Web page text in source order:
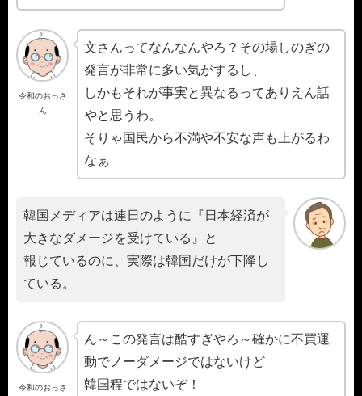
令和のおっさ
ん
文さんってなんなんやろ？その場しのぎの
発言が非常に多い気がするし、
しかもそれが事実と異なるってありえん話
やと思うわ。
そりゃ国民から不満や不安な声も上がるわ
なぁ
韓国メディアは連日のように『日本経済が
大きなダメージを受けている』と
報じているのに、実際は韓国だけが下降し
ている。
令和のおっさ
ん～この発言は酷すぎやろ～確かに不買運
動でノーダメージではないけど
韓国程ではないぞ！